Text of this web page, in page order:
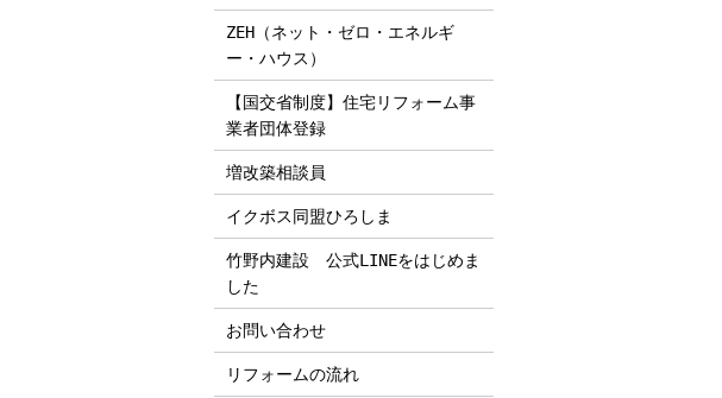
ZEH（ネット・ゼロ・エネルギ
ー・ハウス）
【国交省制度】住宅リフォーム事
業者団体登録
増改築相談員
イクボス同盟ひろしま
竹野内建設 公式LINEをはじめま
した
お問い合わせ
リフォームの流れ